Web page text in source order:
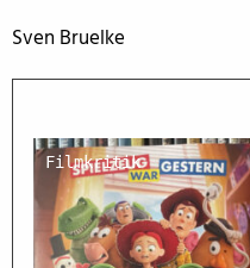
Sven Bruelke
Filmkritik